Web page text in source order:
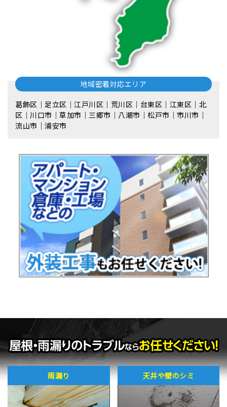
地域密着対応エリア
葛飾区｜足立区｜江戸川区｜荒川区｜台東区｜江東区｜北
区｜川口市｜草加市｜三郷市｜八潮市｜松⼾市｜市川市｜
流⼭市｜浦安市
雨漏り 天井や壁のシミ